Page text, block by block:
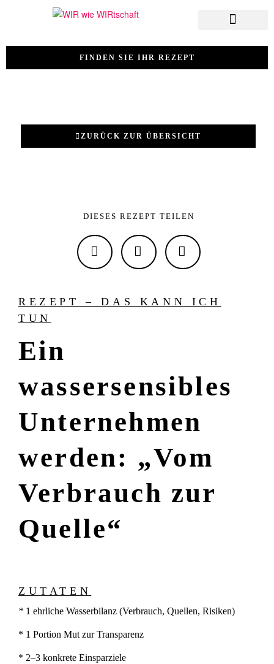
FINDEN SIE IHR REZEPT
ZURÜCK ZUR ÜBERSICHT
DIESES REZEPT TEILEN
REZEPT – DAS KANN ICH
TUN
Ein
wassersensibles
Unternehmen
werden: „Vom
Verbrauch zur
Quelle“
ZUTATEN
* 1 ehrliche Wasserbilanz (Verbrauch, Quellen, Risiken)
* 1 Portion Mut zur Transparenz
* 2–3 konkrete Einsparziele